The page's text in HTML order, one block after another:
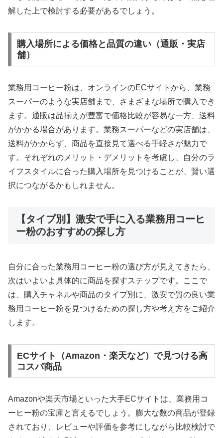
解した上で検討する必要があるでしょう。
購入場所による価格と品質の違い（通販・実店
舗）
業務用コーヒー粉は、オンラインのECサイトから、業務
スーパーのような実店舗まで、さまざまな場所で購入でき
ます。通販は品揃えが豊富で価格比較が容易な一方、送料
がかかる場合があります。業務スーパーなどの実店舗は、
送料がかからず、商品を直接見て選べる手軽さが魅力で
す。それぞれのメリット・デメリットを考慮し、自分のラ
イフスタイルに合った購入場所を見つけることが、賢い選
択につながるかもしれません。
【タイプ別】激安で手に入る業務用コーヒ
ー粉のおすすめの探し方
自分に合った業務用コーヒー粉の選び方が見えてきたら、
次はいよいよ具体的に商品を探すステップです。ここで
は、購入チャネルや商品のタイプ別に、激安で質の良い業
務用コーヒー粉を見つけるための探し方や考え方をご紹介
します。
ECサイト（Amazon・楽天など）で見つける高
コスパ商品
Amazonや楽天市場といった大手ECサイトは、業務用コ
ーヒー粉の宝庫と言えるでしょう。膨大な数の商品が登録
されており、レビューや評価を参考にしながら比較検討で